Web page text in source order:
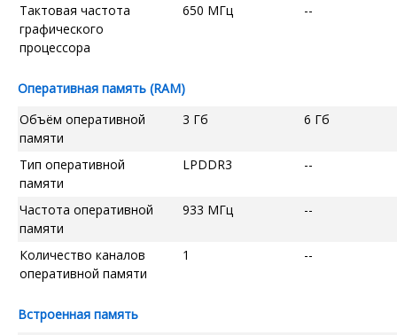
Тактовая частота
графического
процессора
650 МГц --
Оперативная память (RAM)
Объём оперативной
памяти
3 Гб 6 Гб
Тип оперативной
памяти
LPDDR3 --
Частота оперативной
памяти
933 МГц --
Количество каналов
оперативной памяти
1 --
Встроенная память